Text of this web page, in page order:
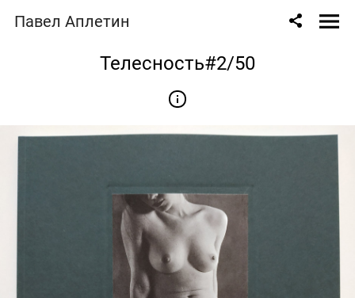
Павел Аплетин
Телесность#2/50